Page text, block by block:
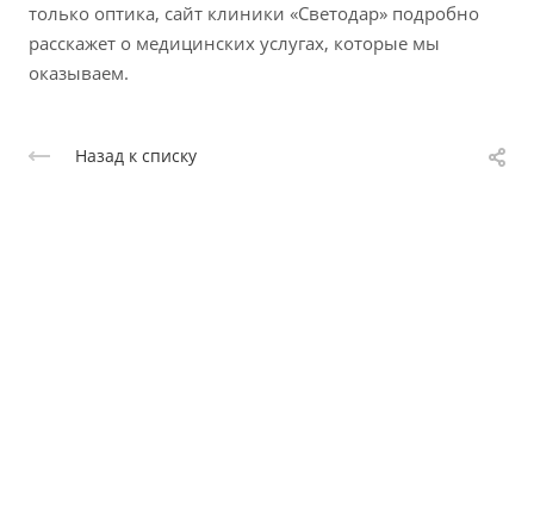
только оптика, сайт клиники «Светодар» подробно
расскажет о медицинских услугах, которые мы
оказываем.
Назад к списку